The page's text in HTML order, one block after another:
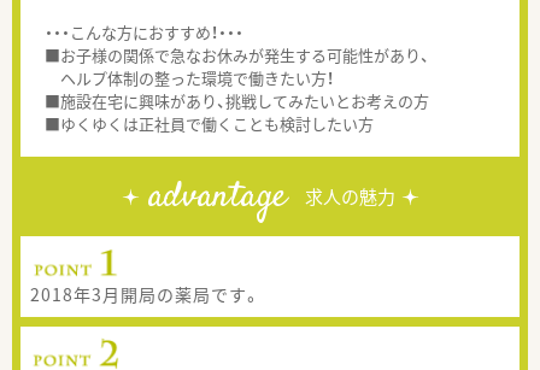
・・・こんな方におすすめ！・・・
■お子様の関係で急なお休みが発生する可能性があり、
ヘルプ体制の整った環境で働きたい方！
■施設在宅に興味があり、挑戦してみたいとお考えの方
■ゆくゆくは正社員で働くことも検討したい方
advantage 求人の魅力
2018年3月開局の薬局です。